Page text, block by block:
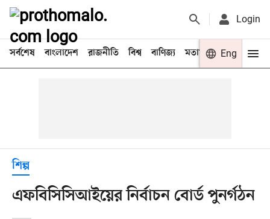
Login
সর্বশেষ বাংলাদেশ রাজনীতি বিশ্ব বাণিজ্য মতামত খেলা
Eng
শিল্প
এফবিসিসিআইয়ের নির্বাচন বোর্ড পুনর্গঠন